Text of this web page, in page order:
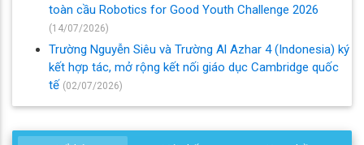
toàn cầu Robotics for Good Youth Challenge 2026
(14/07/2026)
Trường Nguyễn Siêu và Trường Al Azhar 4 (Indonesia) ký
kết hợp tác, mở rộng kết nối giáo dục Cambridge quốc
tế (02/07/2026)